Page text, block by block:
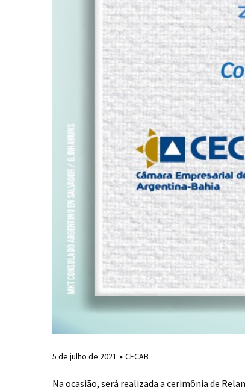
5 de julho de 2021 CECAB
Na ocasião, será realizada a cerimônia de